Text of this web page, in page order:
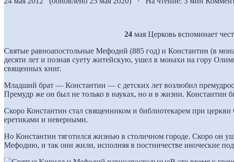
24мая Церковь вспоминает
Святые равноапостольные Мефодий (885 год) и Константин (в
десяти лет и познав суету житейскую, ушел в монахи на гору
священных книг.
Младший брат — Константин — с детских лет возлюбил
Премудр же он был не только в науках, но и в жизни. Константин
Скоро Константин стал священником и библиотекарем при
еретиками и неверными.
Но Константин тяготился жизнью в столичном городе. Скоро он
Мефодию, и так они жили, исполняя в постничестве иноческие